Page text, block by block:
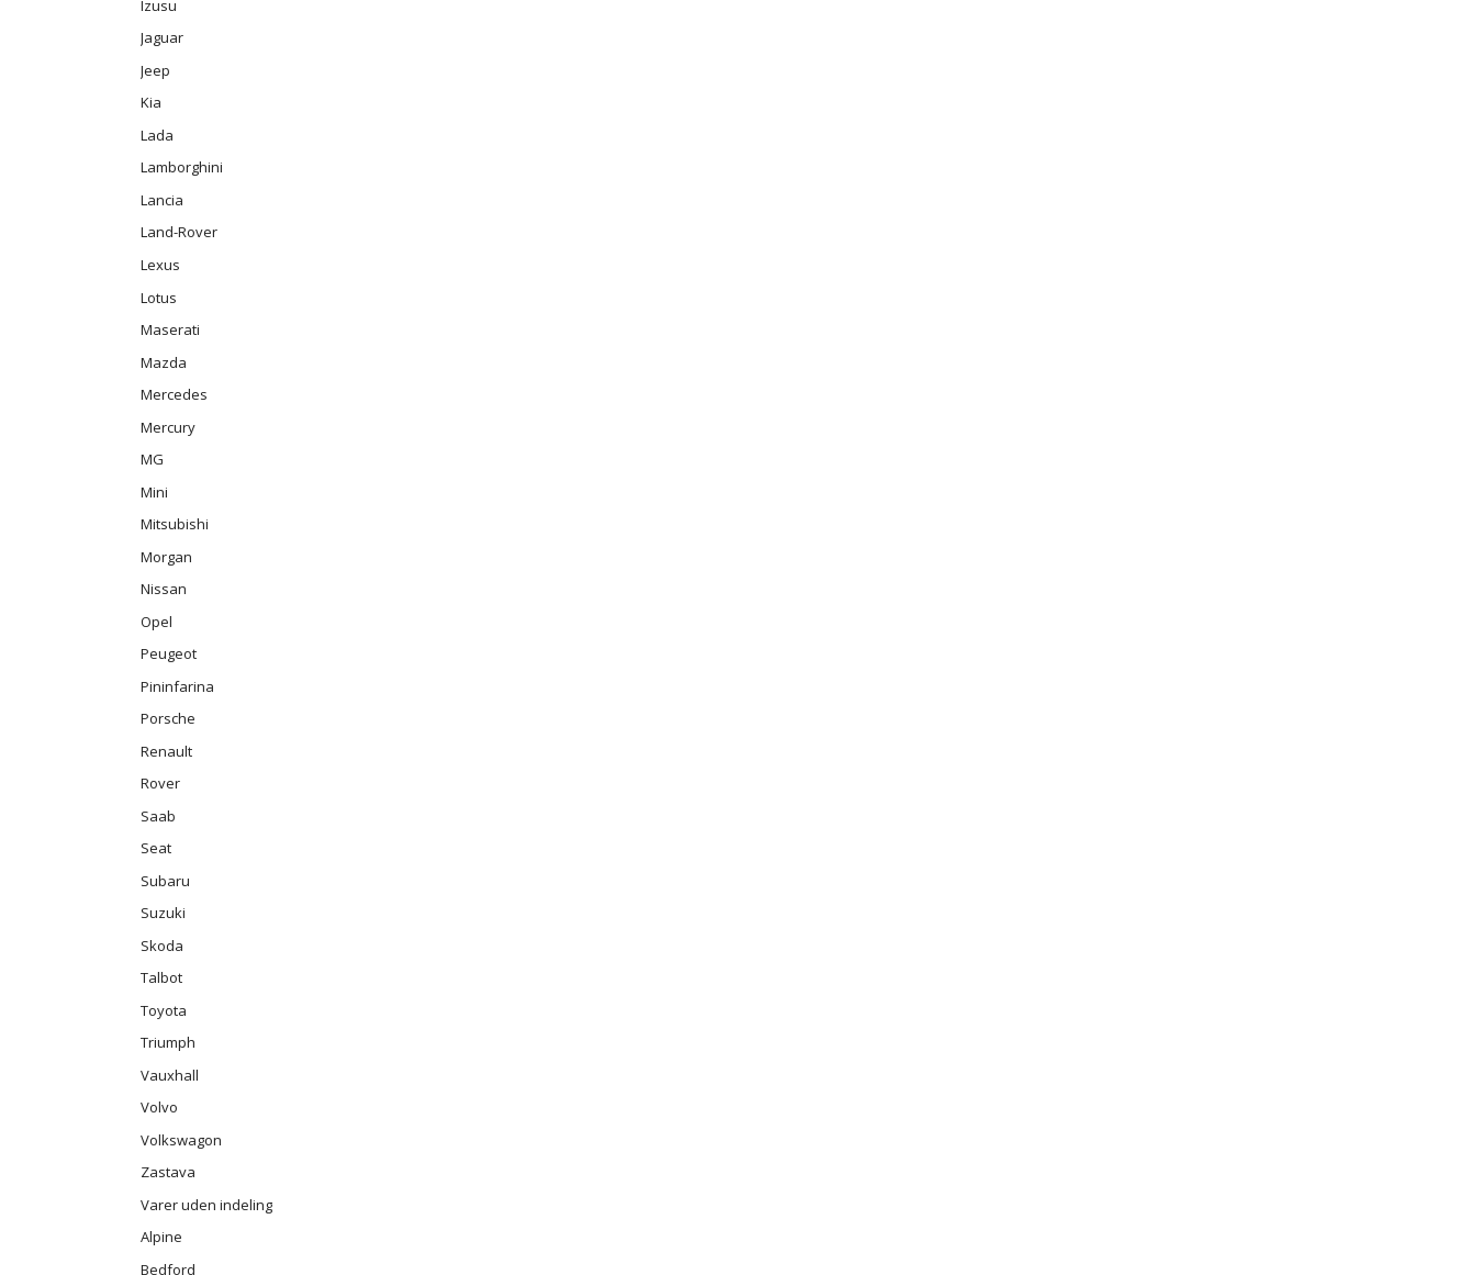
Izusu
Jaguar
Jeep
Kia
Lada
Lamborghini
Lancia
Land-Rover
Lexus
Lotus
Maserati
Mazda
Mercedes
Mercury
MG
Mini
Mitsubishi
Morgan
Nissan
Opel
Peugeot
Pininfarina
Porsche
Renault
Rover
Saab
Seat
Subaru
Suzuki
Skoda
Talbot
Toyota
Triumph
Vauxhall
Volvo
Volkswagon
Zastava
Varer uden indeling
Alpine
Bedford